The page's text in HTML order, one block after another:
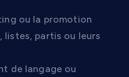
ou la promotion
listes, partis ou leurs
de langage ou